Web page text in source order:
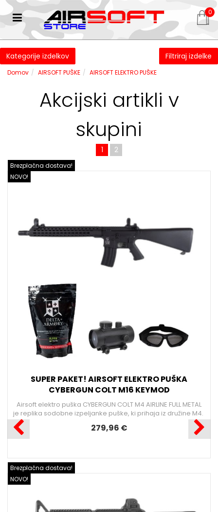
0
Kategorije izdelkov Filtriraj izdelke
Domov AIRSOFT PUŠKE AIRSOFT ELEKTRO PUŠKE
Akcijski artikli v
skupini
1 2
NOVO!
Brezplačna dostava!
SUPER PAKET! AIRSOFT ELEKTRO PUŠKA
CYBERGUN COLT M16 KEYMOD
Airsoft elektro puška CYBERGUN COLT M4 AIRLINE FULL METAL
je replika sodobne izpeljanke puške, ki prihaja iz družine M4.
279,96 €
NOVO!
Brezplačna dostava!